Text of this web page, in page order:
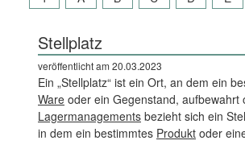
Stellplatz
veröffentlicht am 20.03.2023
Ein „Stellplatz“ ist ein Ort, an dem ein
Ware oder ein Gegenstand,
Lagermanagements bezieht sich ein
in dem ein bestimmtes Produkt oder